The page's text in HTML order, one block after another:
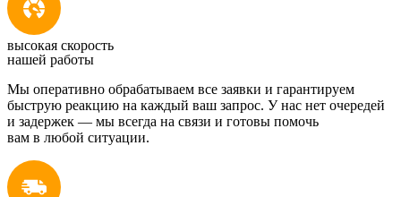
высокая скорость
нашей работы
Мы оперативно обрабатываем все заявки и гарантируем
быструю реакцию на каждый ваш запрос. У нас нет очередей
и задержек — мы всегда на связи и готовы помочь
вам в любой ситуации.